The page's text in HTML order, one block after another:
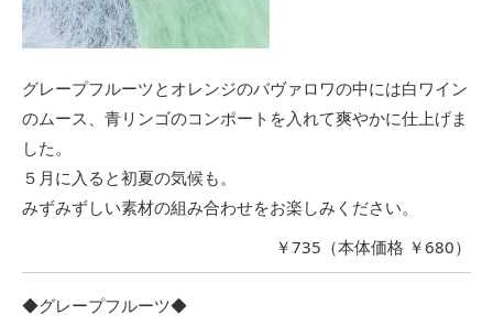
グレープフルーツとオレンジのバヴァロワの中には白ワイン
のムース、青リンゴのコンポートを入れて爽やかに仕上げま
した。
５月に入ると初夏の気候も。
みずみずしい素材の組み合わせをお楽しみください。
￥735（本体価格 ￥680）
◆グレープフルーツ◆